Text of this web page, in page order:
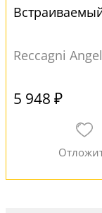
Reccagni
5 948 ₽